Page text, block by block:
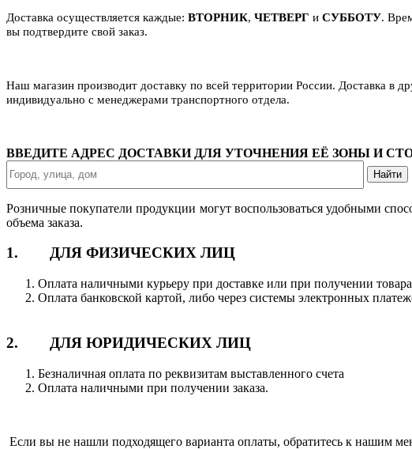
Доставка осуществляется каждые: ВТОРНИК, ЧЕТВЕРГ и СУББОТУ.
вы подтвердите свой заказ.
Наш магазин производит доставку по всей территории России. Доставка в
индивидуально с менеджерами транспортного отдела.
ВВЕДИТЕ АДРЕС ДОСТАВКИ ДЛЯ УТОЧНЕНИЯ ЕЁ ЗОНЫ И
Розничные покупатели продукции могут воспользоваться удобными
объема заказа.
1. ДЛЯ ФИЗИЧЕСКИХ ЛИЦ
Оплата наличными курьеру при доставке или при получении
Оплата банковской картой, либо через системы электронных
2. ДЛЯ ЮРИДИЧЕСКИХ ЛИЦ
Безналичная оплата по реквизитам выставленного счета
Оплата наличными при получении заказа.
Если вы не нашли подходящего варианта оплаты, обратитесь к нашим